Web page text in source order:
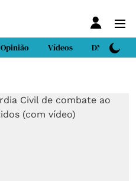
Opinião Vídeos DN Sport